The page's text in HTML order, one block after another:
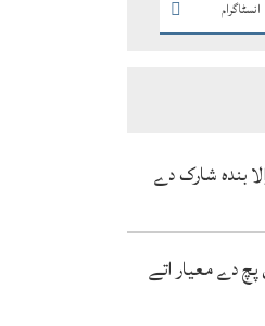
انسٹاگرام
بندہ شارک دے
پچ دے معیار اتے